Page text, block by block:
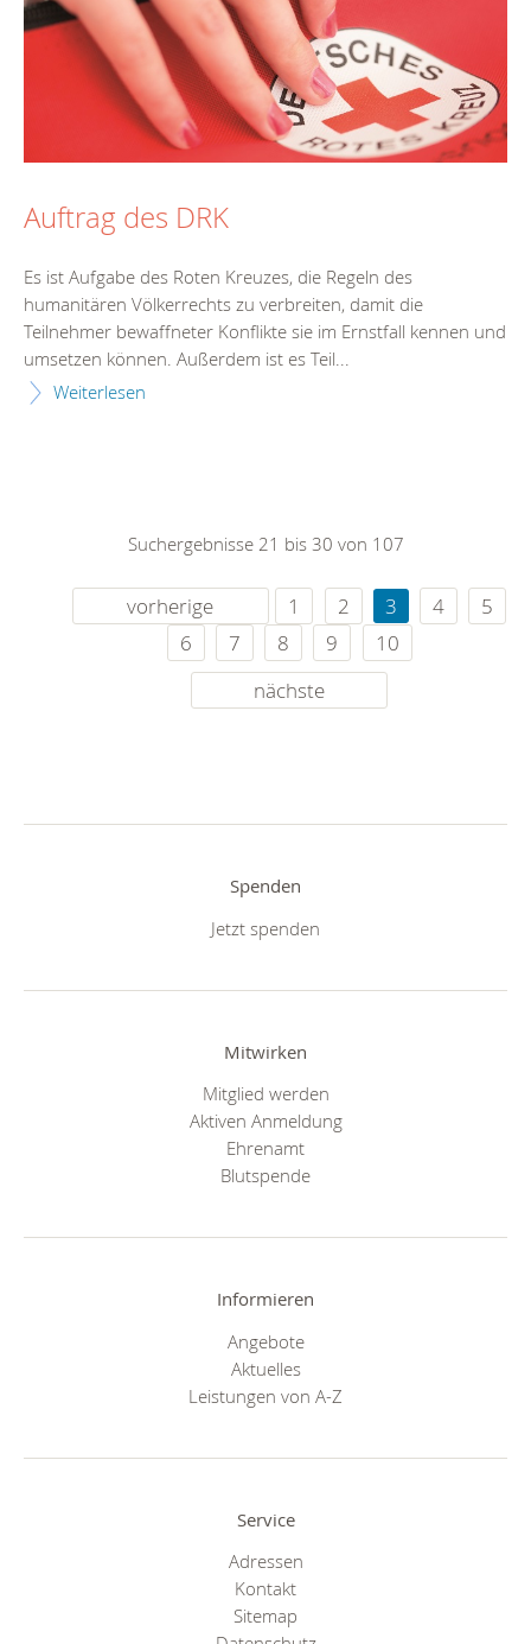
Auftrag des DRK
Es ist Aufgabe des Roten Kreuzes, die Regeln des
humanitären Völkerrechts zu verbreiten, damit die
Teilnehmer bewaffneter Konflikte sie im Ernstfall kennen und
umsetzen können. Außerdem ist es Teil...
Weiterlesen
Suchergebnisse 21 bis 30 von 107
vorherige 1 2 3 4
5
6
7 8 9
10
nächste
Spenden
Jetzt spenden
Mitwirken
Mitglied werden
Aktiven Anmeldung
Ehrenamt
Blutspende
Informieren
Angebote
Aktuelles
Leistungen von A-Z
Service
Adressen
Kontakt
Sitemap